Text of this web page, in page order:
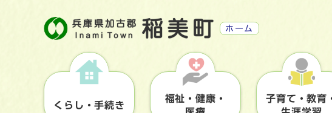
ホーム
くらし・手続き
福祉・健康・
子育て・教育